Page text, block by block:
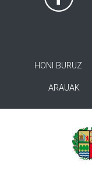
HONI BURUZ
ARAUAK